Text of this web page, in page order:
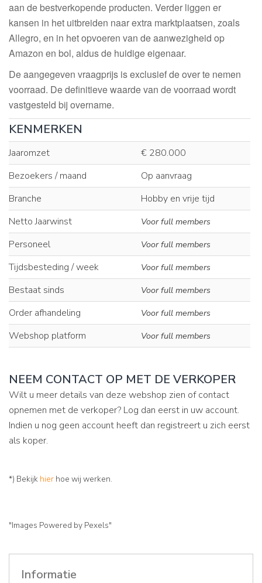
aan de bestverkopende producten. Verder liggen er
kansen in het uitbreiden naar extra marktplaatsen, zoals
Allegro, en in het opvoeren van de aanwezigheid op
Amazon en bol, aldus de huidige eigenaar.
De aangegeven vraagprijs is exclusief de over te nemen
voorraad. De definitieve waarde van de voorraad wordt
vastgesteld bij overname.
KENMERKEN
Jaaromzet
€ 280.000
Bezoekers / maand
Op aanvraag
Branche
Hobby en vrije tijd
Netto Jaarwinst
Voor full members
Personeel Voor full members
Tijdsbesteding / week Voor full members
Bestaat sinds Voor full members
Order afhandeling Voor full members
Webshop platform Voor full members
NEEM CONTACT OP MET DE VERKOPER
Wilt u meer details van deze webshop zien of contact
opnemen met de verkoper? Log dan eerst in uw account.
Indien u nog geen account heeft dan registreert u zich eerst
als koper.
*) Bekijk hier hoe wij werken.
"Images Powered by Pexels"
Informatie